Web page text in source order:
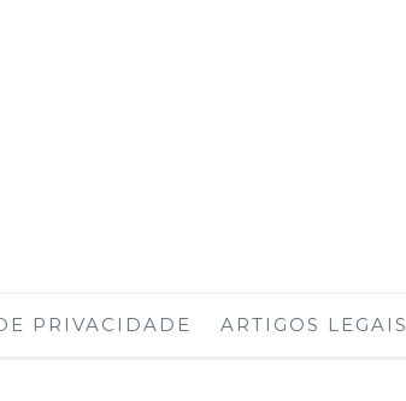
PRIVACIDADE ARTIGOS LEGAIS